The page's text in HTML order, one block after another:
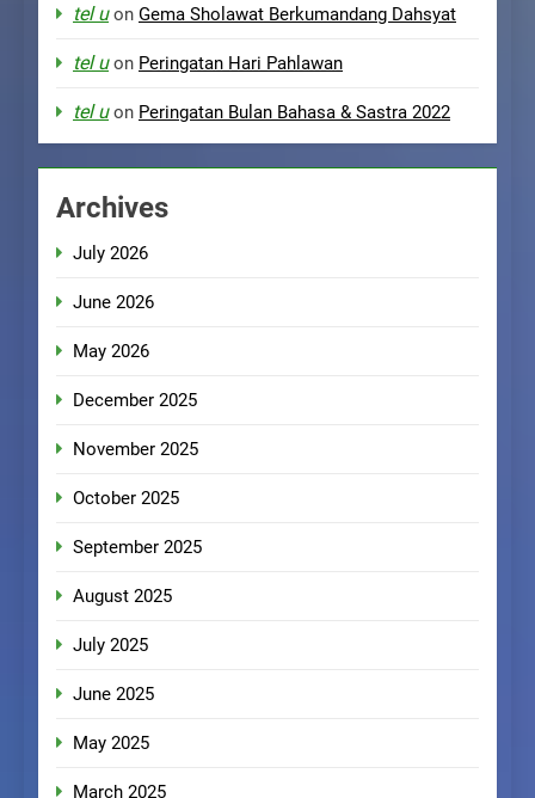
tel uon Gema Sholawat Berkumandang Dahsyat
tel uon Peringatan Hari Pahlawan
tel uon Peringatan Bulan Bahasa & Sastra 2022
Archives
July 2026
June 2026
May 2026
December 2025
November 2025
October 2025
September 2025
August 2025
July 2025
June 2025
May 2025
March 2025